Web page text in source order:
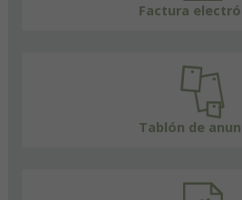
Factura
Tablón de